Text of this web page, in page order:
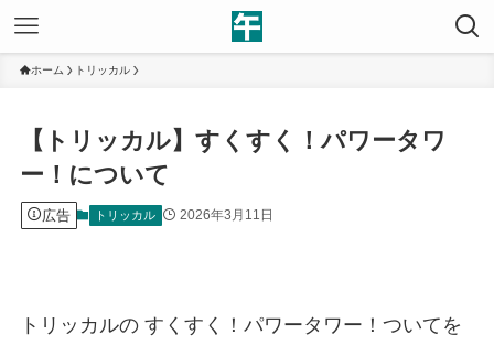
ホーム トリッカル
【トリッカル】すくすく！パワータワ
ー！について
広告 トリッカル 2026年3月11日
トリッカルの すくすく！パワータワー！ついてを